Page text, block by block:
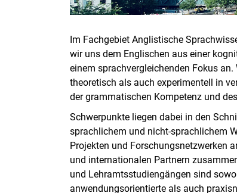
Im Fachgebiet Anglistische
wir uns dem Englischen aus einer
einem sprachvergleichenden Fokus an.
theoretisch als auch experimentell in
der grammatischen Kompetenz und
Schwerpunkte liegen dabei in den
sprachlichem und nicht-sprachlichem
Projekten und Forschungsnetzwerken
und internationalen Partnern
und Lehramtsstudiengängen sind
anwendungsorientierte als auch